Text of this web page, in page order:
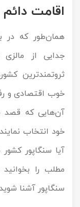
اقامت
همان‌طور که در
جدایی از
ثروتمندترین
خوب اقتصادی و
آن‌هایی که قصد
خود انتخاب
آیا سنگاپور
مطلب را
سنگاپور آشنا